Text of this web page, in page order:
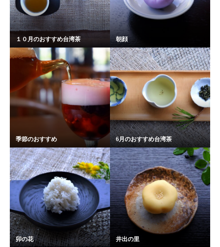
１０月のおすすめ台湾茶 朝顔
季節のおすすめ 6月のおすすめ台湾茶
卯の花 井出の里